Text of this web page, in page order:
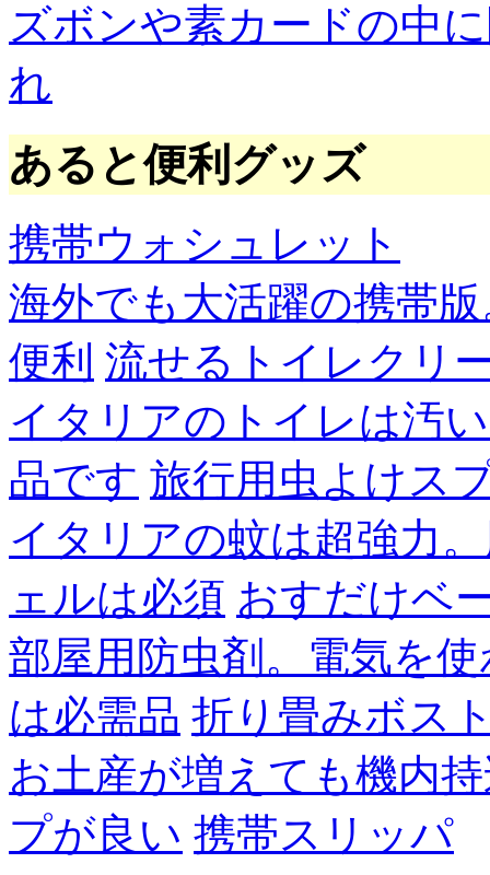
ズボンや素カードの中
れ
あると便利グッズ
携帯ウォシュレット
海外でも大活躍の携帯
便利 流せるトイレクリ
イタリアのトイレは汚
品です 旅行用虫よけス
イタリアの蚊は超強力
ェルは必須 おすだけベ
部屋用防虫剤。電気を
は必需品 折り畳みボス
お土産が増えても機内
プが良い 携帯スリッパ